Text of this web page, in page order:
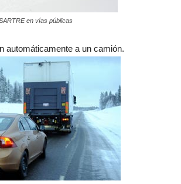
en vías públicas
automáticamente a un camión.